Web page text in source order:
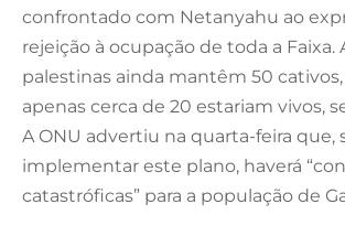
confrontado com Netanyahu ao
rejeição à ocupação de toda a Faixa.
palestinas ainda mantêm 50
apenas cerca de 20 estariam vivos,
A ONU advertiu na quarta-feira que,
implementar este plano, haverá
catastróficas” para a população de